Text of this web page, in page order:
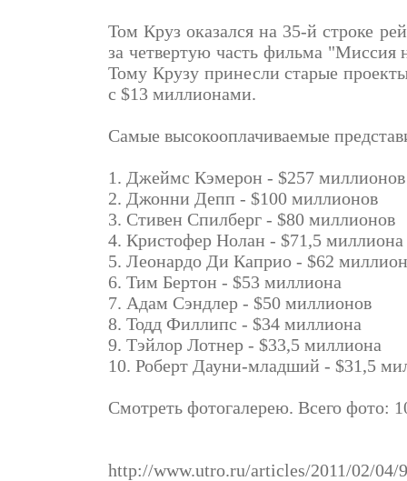
Том Круз оказался на 35-й строке
за четвертую часть фильма
Тому Крузу принесли старые
с $13 миллионами.
Самые высокооплачиваемые
1. Джеймс Кэмерон - $257 миллионов
2. Джонни Депп - $100 миллионов
3. Стивен Спилберг - $80 миллионов
4. Кристофер Нолан - $71,5 миллиона
5. Леонардо Ди Каприо - $62
6. Тим Бертон - $53 миллиона
7. Адам Сэндлер - $50 миллионов
8. Тодд Филлипс - $34 миллиона
9. Тэйлор Лотнер - $33,5 миллиона
10. Роберт Дауни-младший - $31,5
Смотреть фотогалерею. Всего фото:
http://www.utro.ru/articles/2011/02/04/